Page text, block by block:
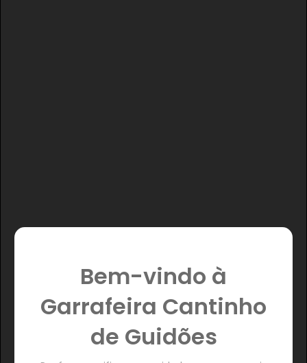
Bem-vindo à
Garrafeira Cantinho
de Guidões